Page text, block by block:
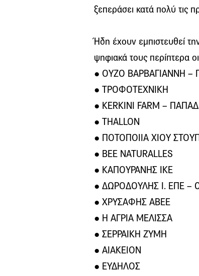
ξεπεράσει κατά πολύ τις
Ήδη έχουν εμπιστευθεί
ψηφιακά τους περίπτερα
● ΟΥΖΟ ΒΑΡΒΑΓΙΑΝΝΗ –
● ΤΡΟΦΟΤΕΧΝΙΚΗ
● KERKINI FARM –
● THALLON
● ΠΟΤΟΠΟΙΙΑ ΧΙΟΥ
● BEE NATURALLES
● ΚΑΠΟΥΡΑΝΗΣ ΙΚΕ
● ΔΩΡΟΔΟΥΛΗΣ Ι. ΕΠΕ –
● ΧΡΥΣΑΦΗΣ ΑΒΕΕ
● Η ΑΓΡΙΑ ΜΕΛΙΣΣΑ
● ΣΕΡΡΑΙΚΗ ΖΥΜΗ
● ΑΙΑΚΕΙΟΝ
● ΕΥΔΗΛΟΣ